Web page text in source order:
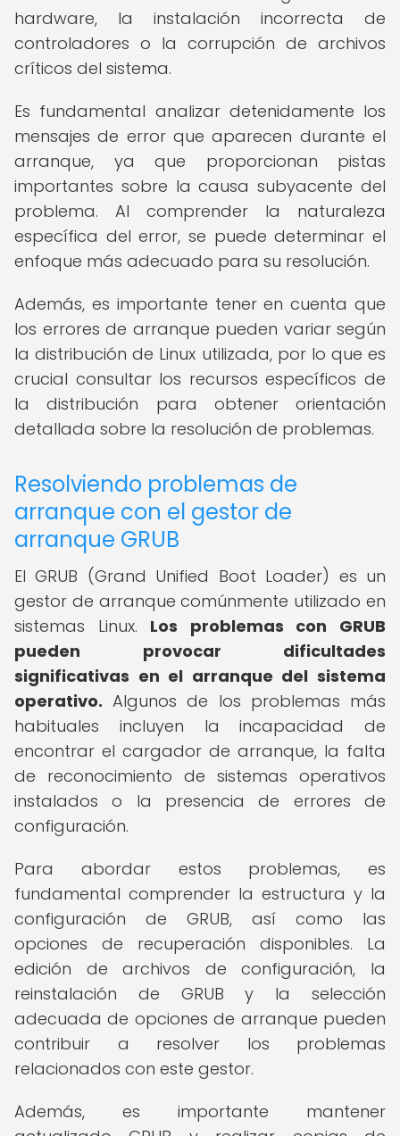
hardware, la instalación incorrecta de
controladores o la corrupción de archivos
críticos del sistema.
Es fundamental analizar detenidamente los
mensajes de error que aparecen durante el
arranque, ya que proporcionan pistas
importantes sobre la causa subyacente del
problema. Al comprender la naturaleza
específica del error, se puede determinar el
enfoque más adecuado para su resolución.
Además, es importante tener en cuenta que
los errores de arranque pueden variar según
la distribución de Linux utilizada, por lo que es
crucial consultar los recursos específicos de
la distribución para obtener orientación
detallada sobre la resolución de problemas.
Resolviendo problemas de
arranque con el gestor de
arranque GRUB
El GRUB (Grand Unified Boot Loader) es un
gestor de arranque comúnmente utilizado en
sistemas Linux. Los problemas con GRUB
pueden provocar dificultades
significativas en el arranque del sistema
operativo. Algunos de los problemas más
habituales incluyen la incapacidad de
encontrar el cargador de arranque, la falta
de reconocimiento de sistemas operativos
instalados o la presencia de errores de
configuración.
Para abordar estos problemas, es
fundamental comprender la estructura y la
configuración de GRUB, así como las
opciones de recuperación disponibles. La
edición de archivos de configuración, la
reinstalación de GRUB y la selección
adecuada de opciones de arranque pueden
contribuir a resolver los problemas
relacionados con este gestor.
Además, es importante mantener